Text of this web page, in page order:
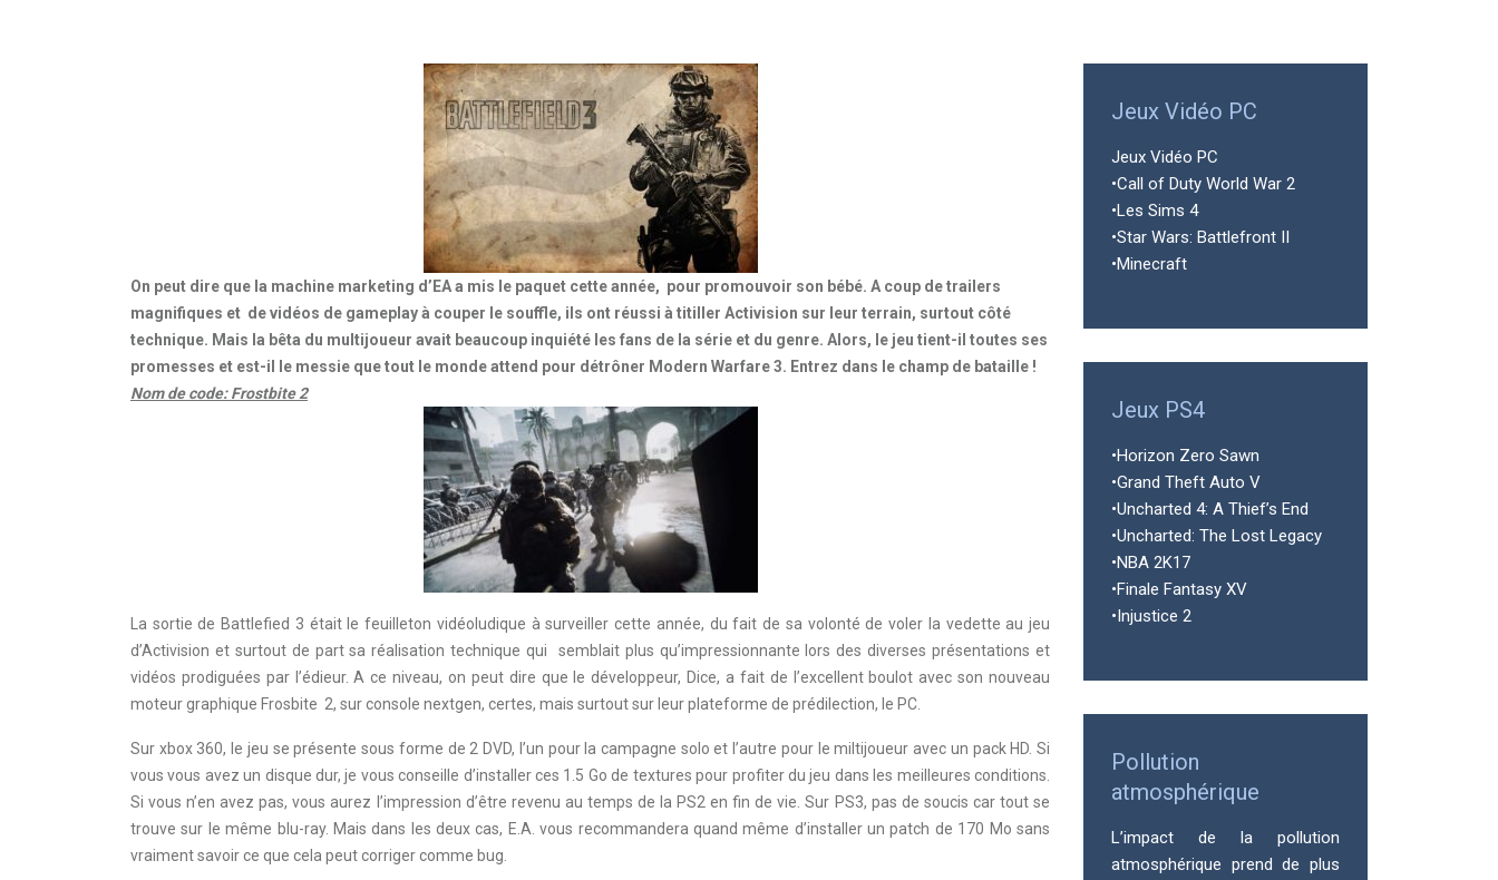
On peut dire que la machine marketing d’EA a mis le paquet cette année, pour promouvoir son bébé. A coup de trailers
magnifiques et de vidéos de gameplay à couper le souffle, ils ont réussi à titiller Activision sur leur terrain, surtout côté
technique. Mais la bêta du multijoueur avait beaucoup inquiété les fans de la série et du genre. Alors, le jeu tient-il toutes ses
promesses et est-il le messie que tout le monde attend pour détrôner Modern Warfare 3. Entrez dans le champ de bataille !
Nom de code: Frostbite 2
La sortie de Battlefied 3 était le feuilleton vidéoludique à surveiller cette année, du fait de sa volonté de voler la vedette au jeu
d’Activision et surtout de part sa réalisation technique qui semblait plus qu’impressionnante lors des diverses présentations et
vidéos prodiguées par l’édieur. A ce niveau, on peut dire que le développeur, Dice, a fait de l’excellent boulot avec son nouveau
moteur graphique Frosbite 2, sur console nextgen, certes, mais surtout sur leur plateforme de prédilection, le PC.
Sur xbox 360, le jeu se présente sous forme de 2 DVD, l’un pour la campagne solo et l’autre pour le miltijoueur avec un pack HD. Si
vous vous avez un disque dur, je vous conseille d’installer ces 1.5 Go de textures pour profiter du jeu dans les meilleures conditions.
Si vous n’en avez pas, vous aurez l’impression d’être revenu au temps de la PS2 en fin de vie. Sur PS3, pas de soucis car tout se
trouve sur le même blu-ray. Mais dans les deux cas, E.A. vous recommandera quand même d’installer un patch de 170 Mo sans
vraiment savoir ce que cela peut corriger comme bug.
Jeux Vidéo PC
Jeux Vidéo PC
•Call of Duty World War 2
•Les Sims 4
•Star Wars: Battlefront II
•Minecraft
Jeux PS4
•Horizon Zero Sawn
•Grand Theft Auto V
•Uncharted 4: A Thief’s End
•Uncharted: The Lost Legacy
•NBA 2K17
•Finale Fantasy XV
•Injustice 2
Pollution
atmosphérique
L’impact de la pollution
atmosphérique prend de plus